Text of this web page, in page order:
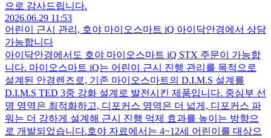
으로 감사드립니다.
2026.06.29 11:53
어린이 근시 관리, 호야 마이오스마트 iQ 아이닥안경에서 상담
가능합니다
아이닥안경에서도 호야 마이오스마트 iQ STX 주문이 가능합
니다. 마이오스마트 iQ는 어린이 근시 진행 관리를 목적으로
설계된 안경렌즈로, 기존 마이오스마트의 D.I.M.S 설계를
D.I.M.S TED 3중 강화 설계로 발전시킨 제품입니다. 중심부 선
명 영역은 최적화하고, 디포커스 영역은 더 넓게, 디포커스 파
워는 더 강하게 설계해 근시 진행 억제 효과를 높이는 방향으
로 개발되었습니다.​호야 자료에서는 4~12세 어린이를 대상으